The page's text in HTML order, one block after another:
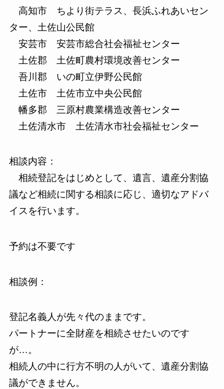
高知市 ちより街テラス、長浜ふれあいセン
ター、土佐山公民館
安芸市 安芸市総合社会福祉センター
土佐郡 土佐町農村環境改善センター
吾川郡 いの町立伊野公民館
土佐市 土佐市立中央公民館
幡多郡 三原村農業構造改善センター
土佐清水市 土佐清水市社会福祉センター
相談内容：
相続登記をはじめとして、遺言、遺産分割協
議など相続に関する相談に応じ、適切なアドバ
イスを行います。
予約は不要です
相談例：
登記名義人が先々代のままです。
パートナーに全財産を相続させたいのです
が…。
相続人の中に行方不明の人がいて、遺産分割協
議ができません。